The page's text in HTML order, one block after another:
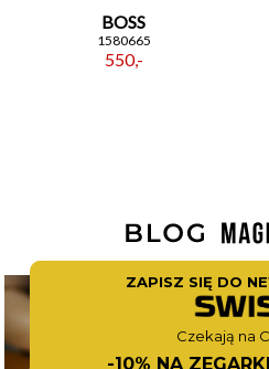
BOSS
1580665
550,-
ZAPISZ SIĘ DO
Czekają na
-10% NA